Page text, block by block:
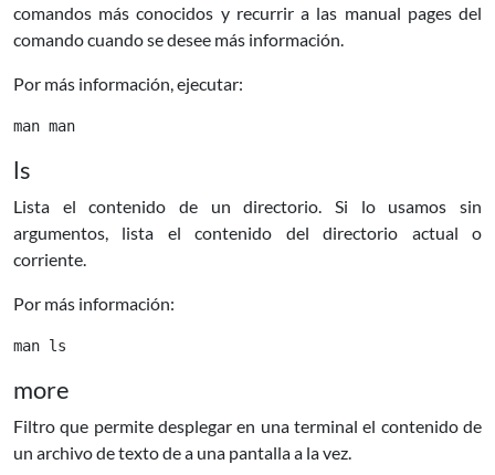
comandos más conocidos y recurrir a las manual pages del
comando cuando se desee más información.
Por más información, ejecutar:
ls
Lista el contenido de un directorio. Si lo usamos sin
argumentos, lista el contenido del directorio actual o
corriente.
Por más información:
more
Filtro que permite desplegar en una terminal el contenido de
un archivo de texto de a una pantalla a la vez.